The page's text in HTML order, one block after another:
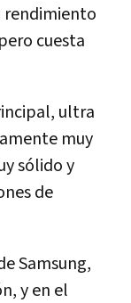
rendimiento
cuesta
ultra
muy
sólido y
de
Samsung,
y en el